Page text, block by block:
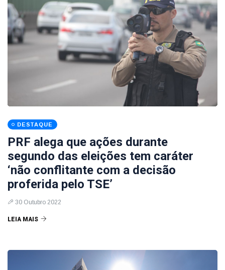
DESTAQUE
PRF alega que ações durante
segundo das eleições tem caráter
‘não conflitante com a decisão
proferida pelo TSE’
30 Outubro 2022
LEIA MAIS